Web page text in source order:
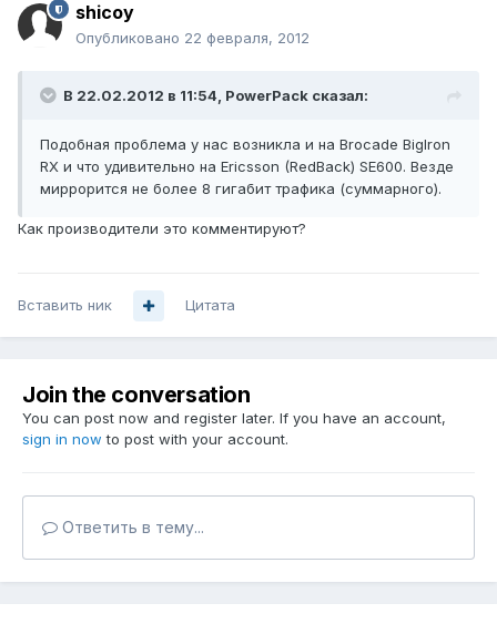
shicoy
Опубликовано 22 февраля, 2012
В 22.02.2012 в 11:54, PowerPack сказал:
Подобная проблема у нас возникла и на Brocade BigIron
RX и что удивительно на Ericsson (RedBack) SE600. Везде
миррорится не более 8 гигабит трафика (суммарного).
Как производители это комментируют?
Вставить ник Цитата
Join the conversation
You can post now and register later. If you have an account,
sign in now to post with your account.
Ответить в тему...